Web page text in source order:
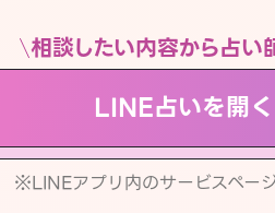
相談したい内容から占い
LINE占いを開く
※LINEアプリ内のサービスペー